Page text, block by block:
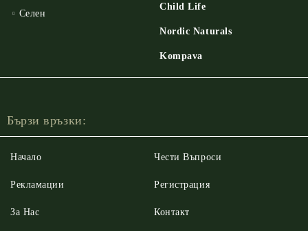
Селен
Child Life
Nordic Naturals
Kompava
Бързи връзки:
Начало
Рекламации
За Нас
Чести Въпроси
Регистрация
Контакт